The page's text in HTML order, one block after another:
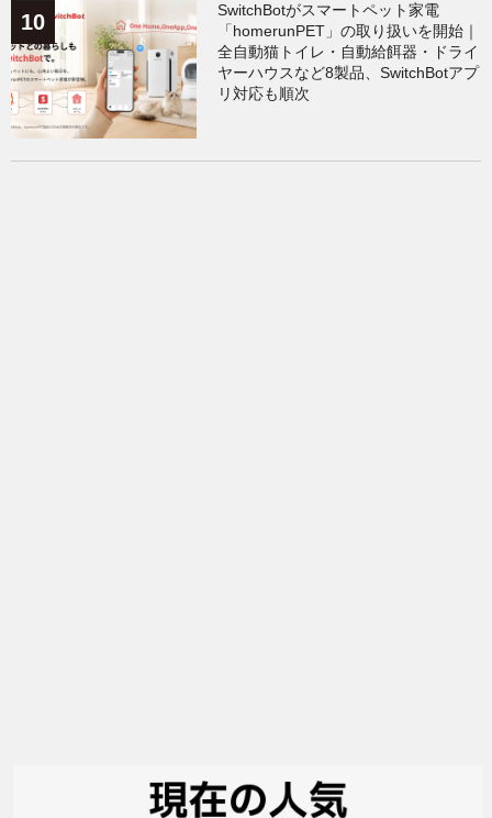
SwitchBotがスマートペット家電
「homerunPET」の取り扱いを開始｜
全自動猫トイレ・自動給餌器・ドライ
ヤーハウスなど8製品、SwitchBotアプ
リ対応も順次